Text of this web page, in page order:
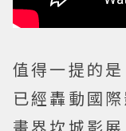
值得一提的
已經轟動國
畫界坎城影